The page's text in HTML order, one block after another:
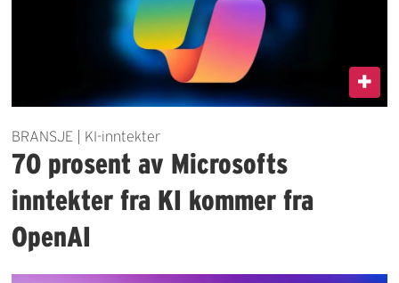
BRANSJE | KI-inntekter
70 prosent av Microsofts
inntekter fra KI kommer fra
OpenAI